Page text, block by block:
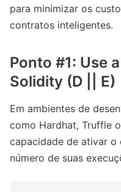
para minimizar os
contratos inteligentes.
Ponto #1: Use
Solidity (D || E)
Em ambientes de
como Hardhat, Truffle
capacidade de ativar
número de suas